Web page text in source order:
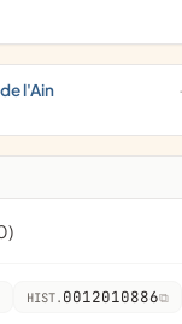
l'Ain
HIST. 0012010886